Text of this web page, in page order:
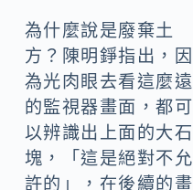
為什麼說是廢棄土
方？陳明錚指出，因
為光肉眼去看這麼遠
的監視器畫面，都可
以辨識出上面的大石
塊，「這是絕對不允
許的」，在後續的畫